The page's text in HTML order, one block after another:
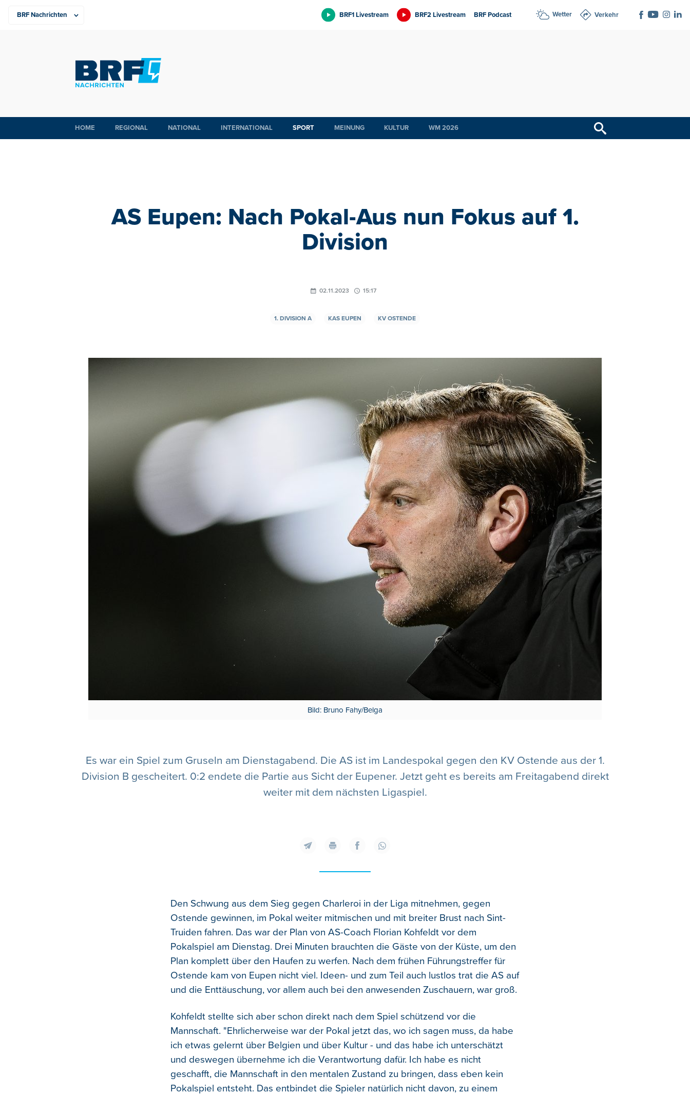
BRF1 Livestream BRF2 Livestream BRF Podcast Wetter Verkehr
HOME REGIONAL NATIONAL INTERNATIONAL SPORT MEINUNG KULTUR WM 2026
AS Eupen: Nach Pokal-Aus nun Fokus auf 1.
Division
02.11.2023 15:17
1. DIVISION A KAS EUPEN KV OSTENDE
Bild: Bruno Fahy/Belga
Es war ein Spiel zum Gruseln am Dienstagabend. Die AS ist im Landespokal gegen den KV Ostende aus der 1.
Division B gescheitert. 0:2 endete die Partie aus Sicht der Eupener. Jetzt geht es bereits am Freitagabend direkt
weiter mit dem nächsten Ligaspiel.
Den Schwung aus dem Sieg gegen Charleroi in der Liga mitnehmen, gegen
Ostende gewinnen, im Pokal weiter mitmischen und mit breiter Brust nach Sint-
Truiden fahren. Das war der Plan von AS-Coach Florian Kohfeldt vor dem
Pokalspiel am Dienstag. Drei Minuten brauchten die Gäste von der Küste, um den
Plan komplett über den Haufen zu werfen. Nach dem frühen Führungstreffer für
Ostende kam von Eupen nicht viel. Ideen- und zum Teil auch lustlos trat die AS auf
und die Enttäuschung, vor allem auch bei den anwesenden Zuschauern, war groß.
Kohfeldt stellte sich aber schon direkt nach dem Spiel schützend vor die
Mannschaft. "Ehrlicherweise war der Pokal jetzt das, wo ich sagen muss, da habe
ich etwas gelernt über Belgien und über Kultur - und das habe ich unterschätzt
und deswegen übernehme ich die Verantwortung dafür. Ich habe es nicht
geschafft, die Mannschaft in den mentalen Zustand zu bringen, dass eben kein
Pokalspiel entsteht. Das entbindet die Spieler natürlich nicht davon, zu einem